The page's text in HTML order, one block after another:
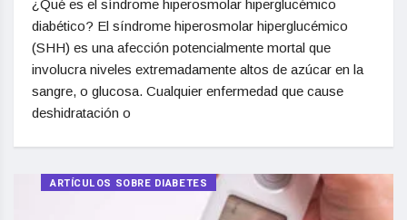
¿Qué es el síndrome hiperosmolar hiperglucémico
diabético? El síndrome hiperosmolar hiperglucémico
(SHH) es una afección potencialmente mortal que
involucra niveles extremadamente altos de azúcar en la
sangre, o glucosa. Cualquier enfermedad que cause
deshidratación o
ARTÍCULOS SOBRE DIABETES